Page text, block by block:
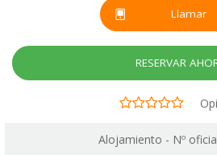
Llamar
RESERVAR
Alojamiento - Nº